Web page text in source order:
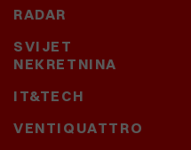
RADAR
SVIJET
NEKRETNINA
IT&TECH
VENTIQUATTRO